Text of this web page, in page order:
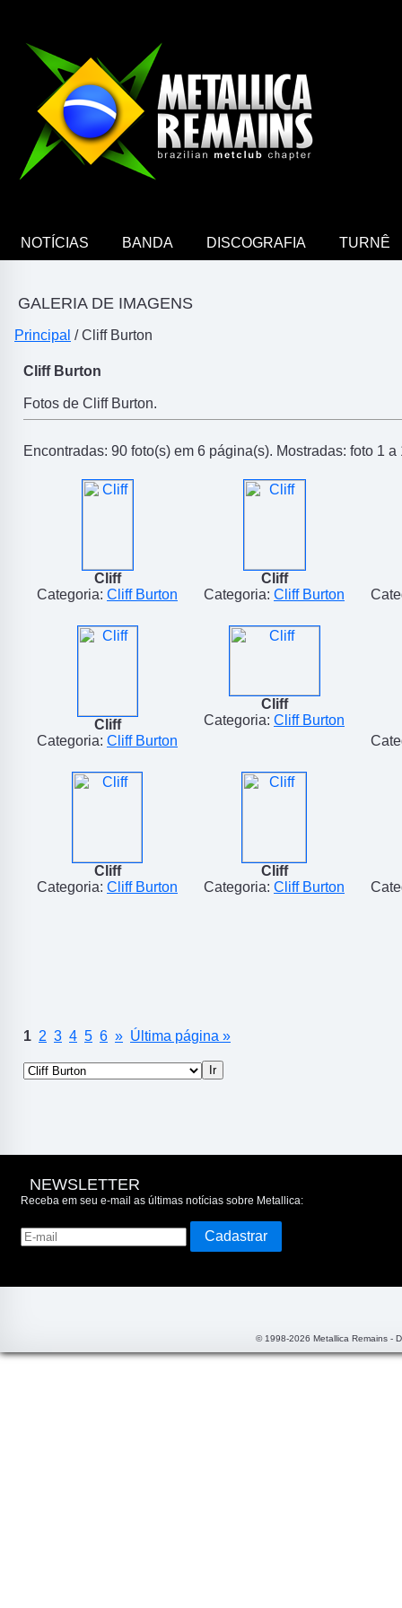
NOTÍCIAS BANDA DISCOGRAFIA TURNÊ
GALERIA DE IMAGENS
Principal / Cliff Burton
Cliff Burton
Fotos de Cliff Burton.
Encontradas: 90 foto(s) em 6 página(s). Mostradas: foto 1 a
Cliff
Categoria: Cliff Burton
Cliff
Categoria: Cliff Burton
Cliff
Categoria: Cliff Burton
Cliff
Categoria: Cliff Burton
Cliff
Categoria: Cliff Burton
Cliff
Categoria: Cliff Burton
1 2 3 4 5 6 » Última página »
NEWSLETTER
Receba em seu e-mail as últimas notícias sobre Metallica:
© 1998-2026 Metallica Remains -